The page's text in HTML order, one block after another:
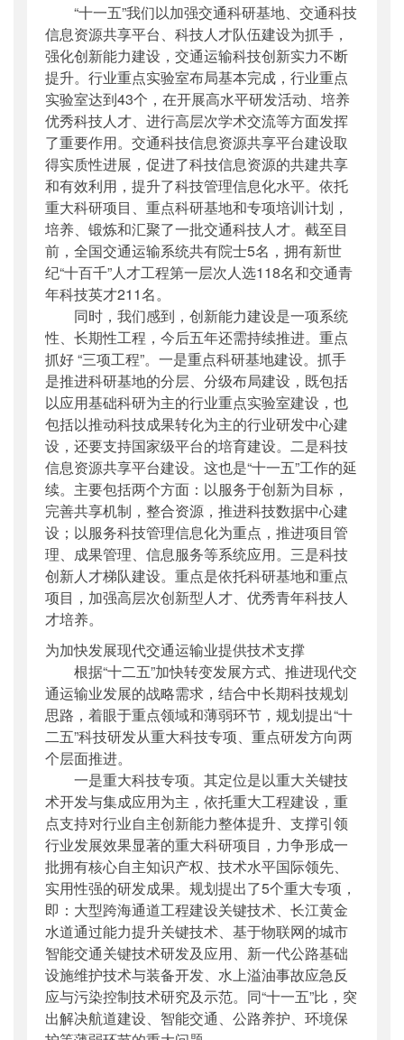
“十一五”我们以加强交通科研基地、交通科技
信息资源共享平台、科技人才队伍建设为抓手，
强化创新能力建设，交通运输科技创新实力不断
提升。行业重点实验室布局基本完成，行业重点
实验室达到43个，在开展高水平研发活动、培养
优秀科技人才、进行高层次学术交流等方面发挥
了重要作用。交通科技信息资源共享平台建设取
得实质性进展，促进了科技信息资源的共建共享
和有效利用，提升了科技管理信息化水平。依托
重大科研项目、重点科研基地和专项培训计划，
培养、锻炼和汇聚了一批交通科技人才。截至目
前，全国交通运输系统共有院士5名，拥有新世
纪“十百千”人才工程第一层次人选118名和交通青
年科技英才211名。
同时，我们感到，创新能力建设是一项系统
性、长期性工程，今后五年还需持续推进。重点
抓好 “三项工程”。一是重点科研基地建设。抓手
是推进科研基地的分层、分级布局建设，既包括
以应用基础科研为主的行业重点实验室建设，也
包括以推动科技成果转化为主的行业研发中心建
设，还要支持国家级平台的培育建设。二是科技
信息资源共享平台建设。这也是“十一五”工作的延
续。主要包括两个方面：以服务于创新为目标，
完善共享机制，整合资源，推进科技数据中心建
设；以服务科技管理信息化为重点，推进项目管
理、成果管理、信息服务等系统应用。三是科技
创新人才梯队建设。重点是依托科研基地和重点
项目，加强高层次创新型人才、优秀青年科技人
才培养。
为加快发展现代交通运输业提供技术支撑
根据“十二五”加快转变发展方式、推进现代交
通运输业发展的战略需求，结合中长期科技规划
思路，着眼于重点领域和薄弱环节，规划提出“十
二五”科技研发从重大科技专项、重点研发方向两
个层面推进。
一是重大科技专项。其定位是以重大关键技
术开发与集成应用为主，依托重大工程建设，重
点支持对行业自主创新能力整体提升、支撑引领
行业发展效果显著的重大科研项目，力争形成一
批拥有核心自主知识产权、技术水平国际领先、
实用性强的研发成果。规划提出了5个重大专项，
即：大型跨海通道工程建设关键技术、长江黄金
水道通过能力提升关键技术、基于物联网的城市
智能交通关键技术研发及应用、新一代公路基础
设施维护技术与装备开发、水上溢油事故应急反
应与污染控制技术研究及示范。同“十一五”比，突
出解决航道建设、智能交通、公路养护、环境保